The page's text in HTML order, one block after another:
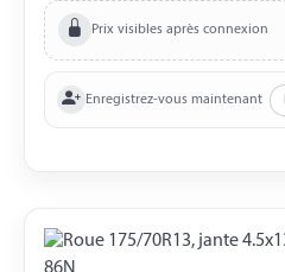
Prix visibles après connexion
Enregistrez-vous maintenant